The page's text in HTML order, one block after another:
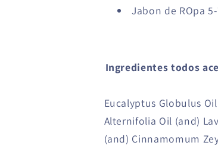
Jabon de ROpa
Ingredientes todos
Eucalyptus Globulus
Alternifolia Oil (and)
(and) Cinnamomum